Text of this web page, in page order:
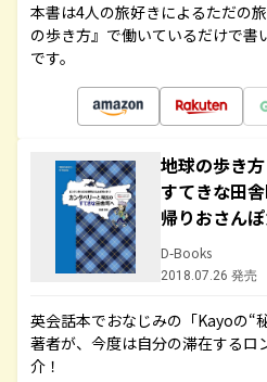
本書は4人の旅好きによるただの
の歩き方』で働いているだけで
です。
地球の歩き
すてきな田
帰りおさん
D-Books
2018.07.26 発売
英会話本でおなじみの「Kayoの“
著者が、今度は自分の滞在するロ
介！